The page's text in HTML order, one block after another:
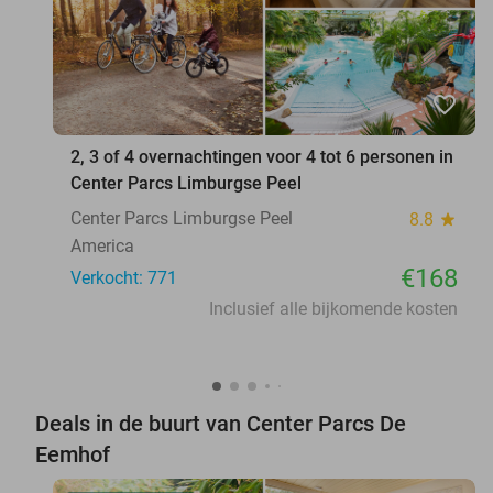
favorite_border
2, 3 of 4 overnachtingen voor 4 tot 6 personen in
Center Parcs Limburgse Peel
Center Parcs Limburgse Peel
8.8 star
America
Verkocht: 771
€168
Inclusief alle bijkomende kosten
Deals in de buurt van Center Parcs De
Eemhof